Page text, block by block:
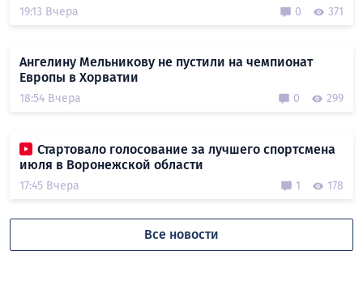
19:13 Вчера 0 371
Ангелину Мельникову не пустили на чемпионат
Европы в Хорватии
18:54 Вчера 0 299
Стартовало голосование за лучшего спортсмена
июля в Воронежской области
17:45 Вчера 1 178
Все новости